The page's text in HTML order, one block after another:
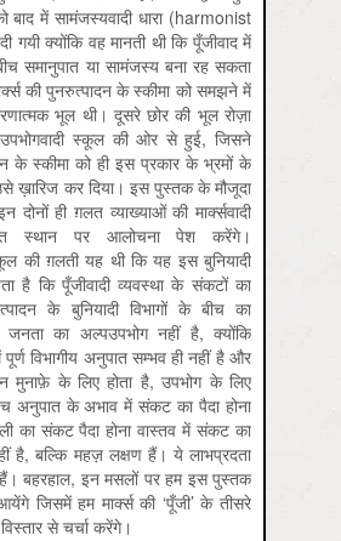
बाद में सामंजस्यवादी धारा (harmonist
गयी क्योंकि वह मानती थी कि पूँजीवाद में
समानुपात या सामंजस्य बना रह सकता
की पुनरुत्पादन के स्कीमा को समझने में
भूल थी। दूसरे छोर की भूल रोज़ा
स्कूल की ओर से हुई, जिसने
के स्कीमा को ही इस प्रकार के भ्रमों के
ख़ारिज कर दिया। इस पुस्तक के मौजूदा
ही ग़लत व्याख्याओं की मार्क्सवादी
स्थान पर आलोचना पेश करेंगे।
की ग़लती यह थी कि यह इस बुनियादी
है कि पूँजीवादी व्यवस्था के संकटों का
के बुनियादी विभागों के बीच का
का अल्पउपभोग नहीं है, क्योंकि
पूर्ण विभागीय अनुपात सम्भव ही नहीं है और
मुनाफ़े के लिए होता है, उपभोग के लिए
अनुपात के अभाव में संकट का पैदा होना
का संकट पैदा होना वास्तव में संकट का
है, बल्कि महज़ लक्षण हैं। ये लाभप्रदता
बहरहाल, इन मसलों पर हम इस पुस्तक
जिसमें हम मार्क्स की ‘पूँजी’ के तीसरे
से चर्चा करेंगे।